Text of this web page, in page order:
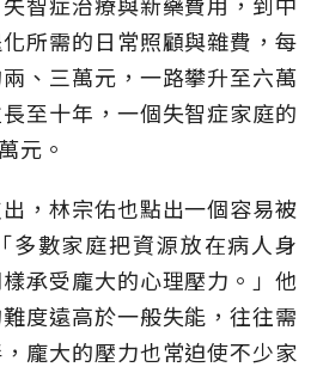
所需的日常照顧與雜費，每
、三萬元，一路攀升至六萬
至十年，一個失智症家庭的
元。
，林宗佑也點出一個容易被
多數家庭把資源放在病人身
承受龐大的心理壓力。」他
度遠高於一般失能，往往需
龐大的壓力也常迫使不少家